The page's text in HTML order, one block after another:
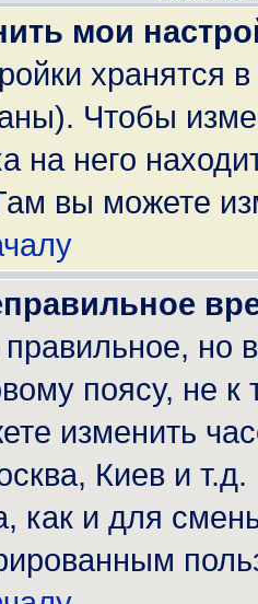
мои
хранятся
Чтобы
на него
вы можете
но
поясу, не
изменить
Киев и
как и для